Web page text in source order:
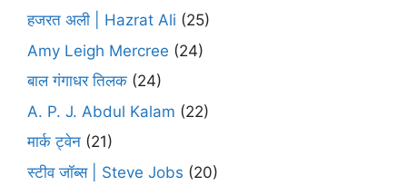
हजरत अली | Hazrat Ali (25)
Amy Leigh Mercree (24)
बाल गंगाधर तिलक (24)
A. P. J. Abdul Kalam (22)
मार्क ट्वेन (21)
स्टीव जॉब्स | Steve Jobs (20)